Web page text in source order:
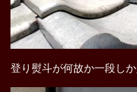
登り熨斗が何故か一段し